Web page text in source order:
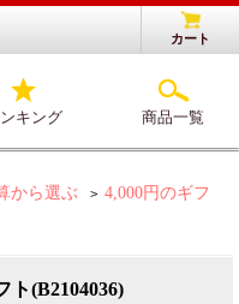
カート
キング 商品一覧
から選ぶ > 4,000円のギフ
ト(B2104036)